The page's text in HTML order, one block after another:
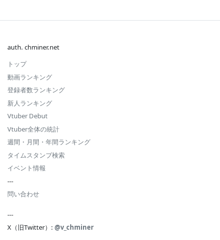
auth. chminer.net
トップ
動画ランキング
登録者数ランキング
新人ランキング
Vtuber Debut
Vtuber全体の統計
週間・月間・年間ランキング
タイムスタンプ検索
イベント情報
---
問い合わせ
---
X（旧Twitter）: @v_chminer